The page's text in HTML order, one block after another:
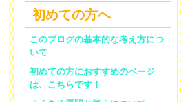
初めての方へ
このブログの基本的な考え方につ
いて
初めての方におすすめのページ
は、こちらです！